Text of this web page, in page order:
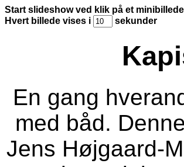
Start slideshow ved klik på et minibillede
Hvert billede vises i
sekunder
En gang
med båd.
Jens Højgaard-